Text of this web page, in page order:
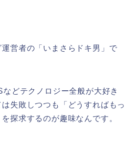
営者の「いまさらドキ男」で
どテクノロジー全般が大好き
失敗しつつも「どうすればもっ
探求するのが趣味なんです。